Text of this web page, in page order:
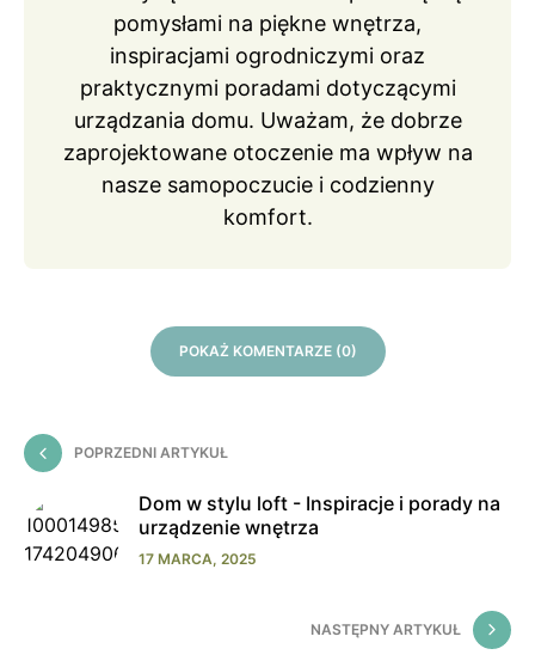
pomysłami na piękne wnętrza,
inspiracjami ogrodniczymi oraz
praktycznymi poradami dotyczącymi
urządzania domu. Uważam, że dobrze
zaprojektowane otoczenie ma wpływ na
nasze samopoczucie i codzienny
komfort.
POKAŻ KOMENTARZE (0)
POPRZEDNI ARTYKUŁ
Dom w stylu loft - Inspiracje i porady na
urządzenie wnętrza
17 MARCA, 2025
NASTĘPNY ARTYKUŁ